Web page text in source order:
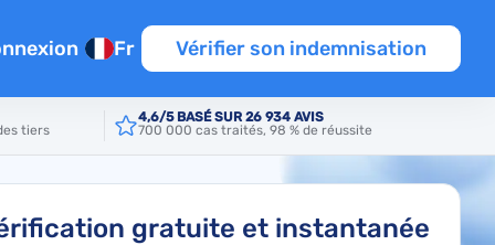
la météo
Fr Vérifier son indemnisation
tiers
4,6/5 BASÉ SUR 26 934 AVIS
700 000 cas traités, 98 % de réussite
gratuite et instantanée